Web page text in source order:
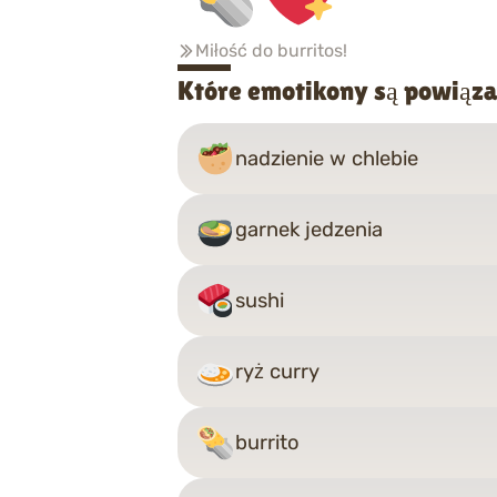
Miłość do burritos!
Które emotikony są
nadzienie w chlebie
garnek jedzenia
sushi
ryż curry
burrito